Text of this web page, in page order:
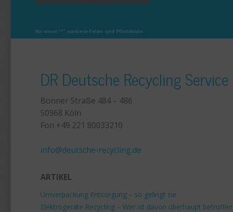
Mit einem “*” markierte Felder sind Pflichtfelder.
DR Deutsche Recycling
Bonner Straße 484 – 486
50968 Köln
Fon +49 221 80033210
info@deutsche-recycling.de
ARTIKEL
Umverpackung Entsorgung – so gelingt sie
Elektrogeräte Recycling – Wer ist davon überhaupt